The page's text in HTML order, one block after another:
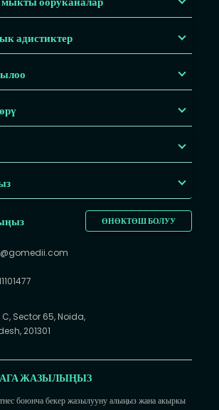
адистиктер
ӨНӨКТӨШ БОЛУУ
Sector 65, Noida,
201301
ЖАЗЫЛЫҢЫЗ
боюнча бекер жазылууну алыңыз жана акыркы